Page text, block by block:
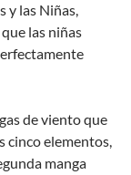
y las Niñas,
las niñas
de viento que
cinco elementos,
manga